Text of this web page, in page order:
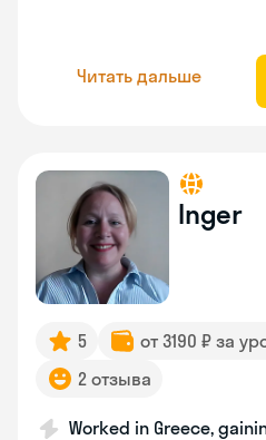
Читать дальше
Inger
5 от 3190 ₽ за
2 отзыва
Worked in Greece,